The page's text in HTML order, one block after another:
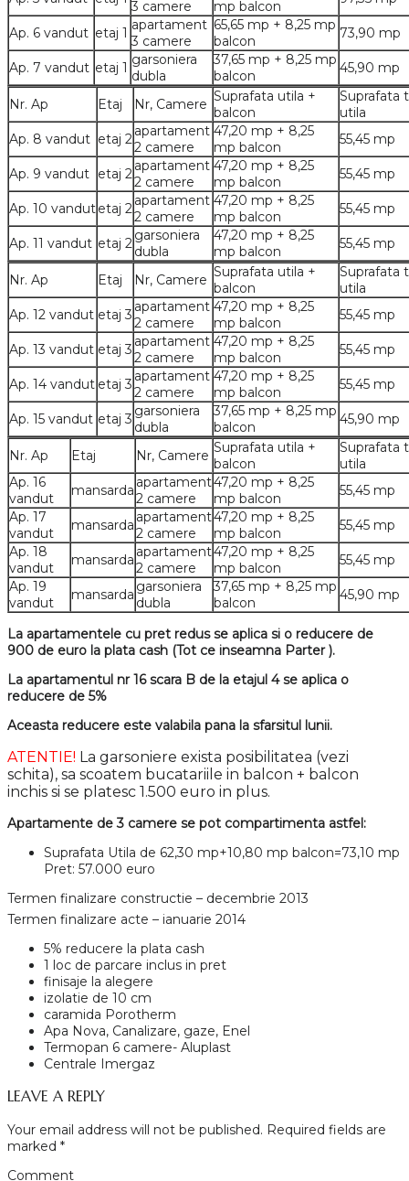
3 camere
mp balcon
Ap. 6 vandut etaj 1 apartament
3 camere
65,65 mp + 8,25 mp
balcon
73,90 mp
Ap. 7 vandut etaj 1 garsoniera
dubla
37,65 mp + 8,25 mp
balcon
45,90 mp
Nr. Ap Etaj Nr, Camere Suprafata utila +
balcon
Suprafata
utila
Ap. 8 vandut etaj 2apartament
2 camere
47,20 mp + 8,25
mp balcon
55,45 mp
Ap. 9 vandut etaj 2apartament
2 camere
47,20 mp + 8,25
mp balcon
55,45 mp
Ap. 10 vandutetaj 2apartament
2 camere
47,20 mp + 8,25
mp balcon
55,45 mp
Ap. 11 vandut etaj 2garsoniera
dubla
47,20 mp + 8,25
mp balcon
55,45 mp
Nr. Ap Etaj Nr, Camere Suprafata utila +
balcon
Suprafata
utila
Ap. 12 vandut etaj 3 apartament
2 camere
47,20 mp + 8,25
mp balcon
55,45 mp
Ap. 13 vandut etaj 3 apartament
2 camere
47,20 mp + 8,25
mp balcon
55,45 mp
Ap. 14 vandut etaj 3 apartament
2 camere
47,20 mp + 8,25
mp balcon
55,45 mp
Ap. 15 vandut etaj 3 garsoniera
dubla
37,65 mp + 8,25 mp
balcon
45,90 mp
Nr. Ap Etaj Nr, Camere Suprafata utila +
balcon
Suprafata
utila
Ap. 16
vandut
mansarda apartament
2 camere
47,20 mp + 8,25
mp balcon
55,45 mp
Ap. 17
vandut
mansarda apartament
2 camere
47,20 mp + 8,25
mp balcon
55,45 mp
Ap. 18
vandut
mansarda apartament
2 camere
47,20 mp + 8,25
mp balcon
55,45 mp
Ap. 19
vandut
mansarda garsoniera
dubla
37,65 mp + 8,25 mp
balcon
45,90 mp
La apartamentele cu pret redus se aplica si o reducere de
900 de euro la plata cash (Tot ce inseamna Parter ).
La apartamentul nr 16 scara B de la etajul 4 se aplica o
reducere de 5%
Aceasta reducere este valabila pana la sfarsitul lunii.
ATENTIE! La garsoniere exista posibilitatea (vezi
schita), sa scoatem bucatariile in balcon + balcon
inchis si se platesc 1.500 euro in plus.
Apartamente de 3 camere se pot compartimenta astfel:
Suprafata Utila de 62,30 mp+10,80 mp balcon=73,10 mp
Pret: 57.000 euro
Termen finalizare constructie – decembrie 2013
Termen finalizare acte – ianuarie 2014
5% reducere la plata cash
1 loc de parcare inclus in pret
finisaje la alegere
izolatie de 10 cm
caramida Porotherm
Apa Nova, Canalizare, gaze, Enel
Termopan 6 camere- Aluplast
Centrale Imergaz
LEAVE A REPLY
Your email address will not be published. Required fields are
marked *
Comment